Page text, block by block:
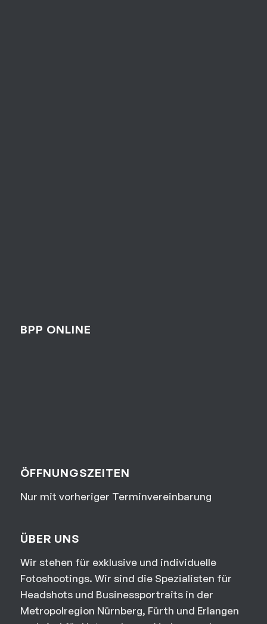
BPP ONLINE
ÖFFNUNGSZEITEN
Nur mit vorheriger Terminvereinbarung
ÜBER UNS
Wir stehen für exklusive und individuelle
Fotoshootings. Wir sind die Spezialisten für
Headshots und Businessportraits in der
Metropolregion Nürnberg, Fürth und Erlangen